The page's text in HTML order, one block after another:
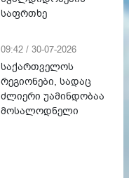
საფრთხე
09:42 / 30-07-2026
საქართველოს
რეგიონები, სადაც
ძლიერი უამინდობაა
მოსალოდნელი